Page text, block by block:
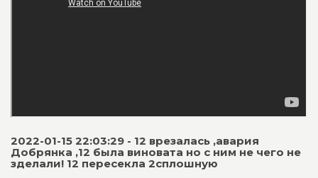
2022-01-15 22:03:29 - 12 врезалась ,авария
Добрянка ,12 была виновата но с ним не чего не
зделали! 12 пересекла 2сплошную